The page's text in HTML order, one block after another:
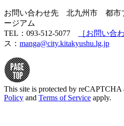
お問い合わせ先 北九州市 都市
ージアム
TEL：093-512-5077
［お問い合
ス： manga@city.kitakyushu.lg.jp
This site is protected by reCAPTCHA
Policy and Terms of Service apply.